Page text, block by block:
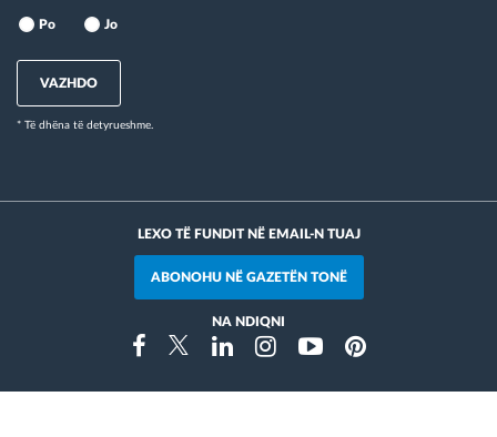
Po Jo
VAZHDO
* Të dhëna të detyrueshme.
LEXO TË FUNDIT NË EMAIL-N TUAJ
ABONOHU NË GAZETËN TONË
NA NDIQNI
FacebookTwitterLinkedinInstragramYoutubePinterest